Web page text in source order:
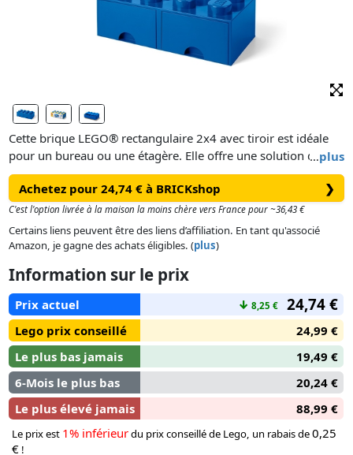
…plus
Cette brique LEGO® rectangulaire 2x4 avec tiroir est idéale
pour un bureau ou une étagère. Elle offre une solution de
rangement pratique et facile pour tout type d’objets. Parfaite
pour un bureau, une chambre d’enfant, une salle de bain ou
tout autre endroit nécessitant un système de rangement. Les
8 tenons surdimensionnés sur le dessus permettent de
construire des systèmes de rangement colorés et adaptés à
Achetez pour 24,74 € à BRICKshop ❯
C'est l'option livrée à la maison la moins chère vers France pour ~36,43 €
Certains liens peuvent être des liens d’affiliation. En tant qu'associé
Amazon, je gagne des achats éligibles. (plus)
Information sur le prix
Prix actuel ↓ 8,25 € 24,74 €
Lego prix conseillé
24,99 €
Le plus bas jamais
19,49 €
6-Mois le plus bas
20,24 €
Le plus élevé jamais
88,99 €
Le prix est 1% inférieurdu prix conseillé de Lego, un rabais de0,25
€ !